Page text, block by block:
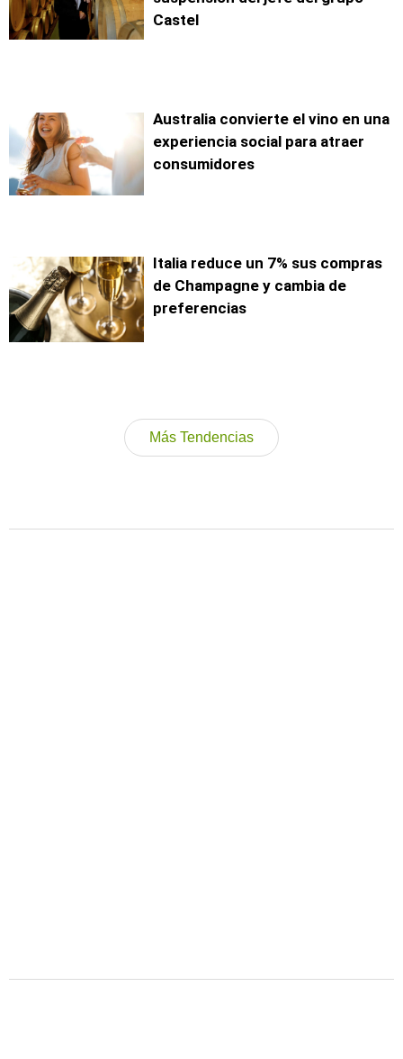
Castel
Australia convierte el vino en una
experiencia social para atraer
consumidores
Italia reduce un 7% sus compras
de Champagne y cambia de
preferencias
Más Tendencias